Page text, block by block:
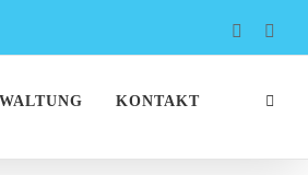
Facebook
KONTAKT